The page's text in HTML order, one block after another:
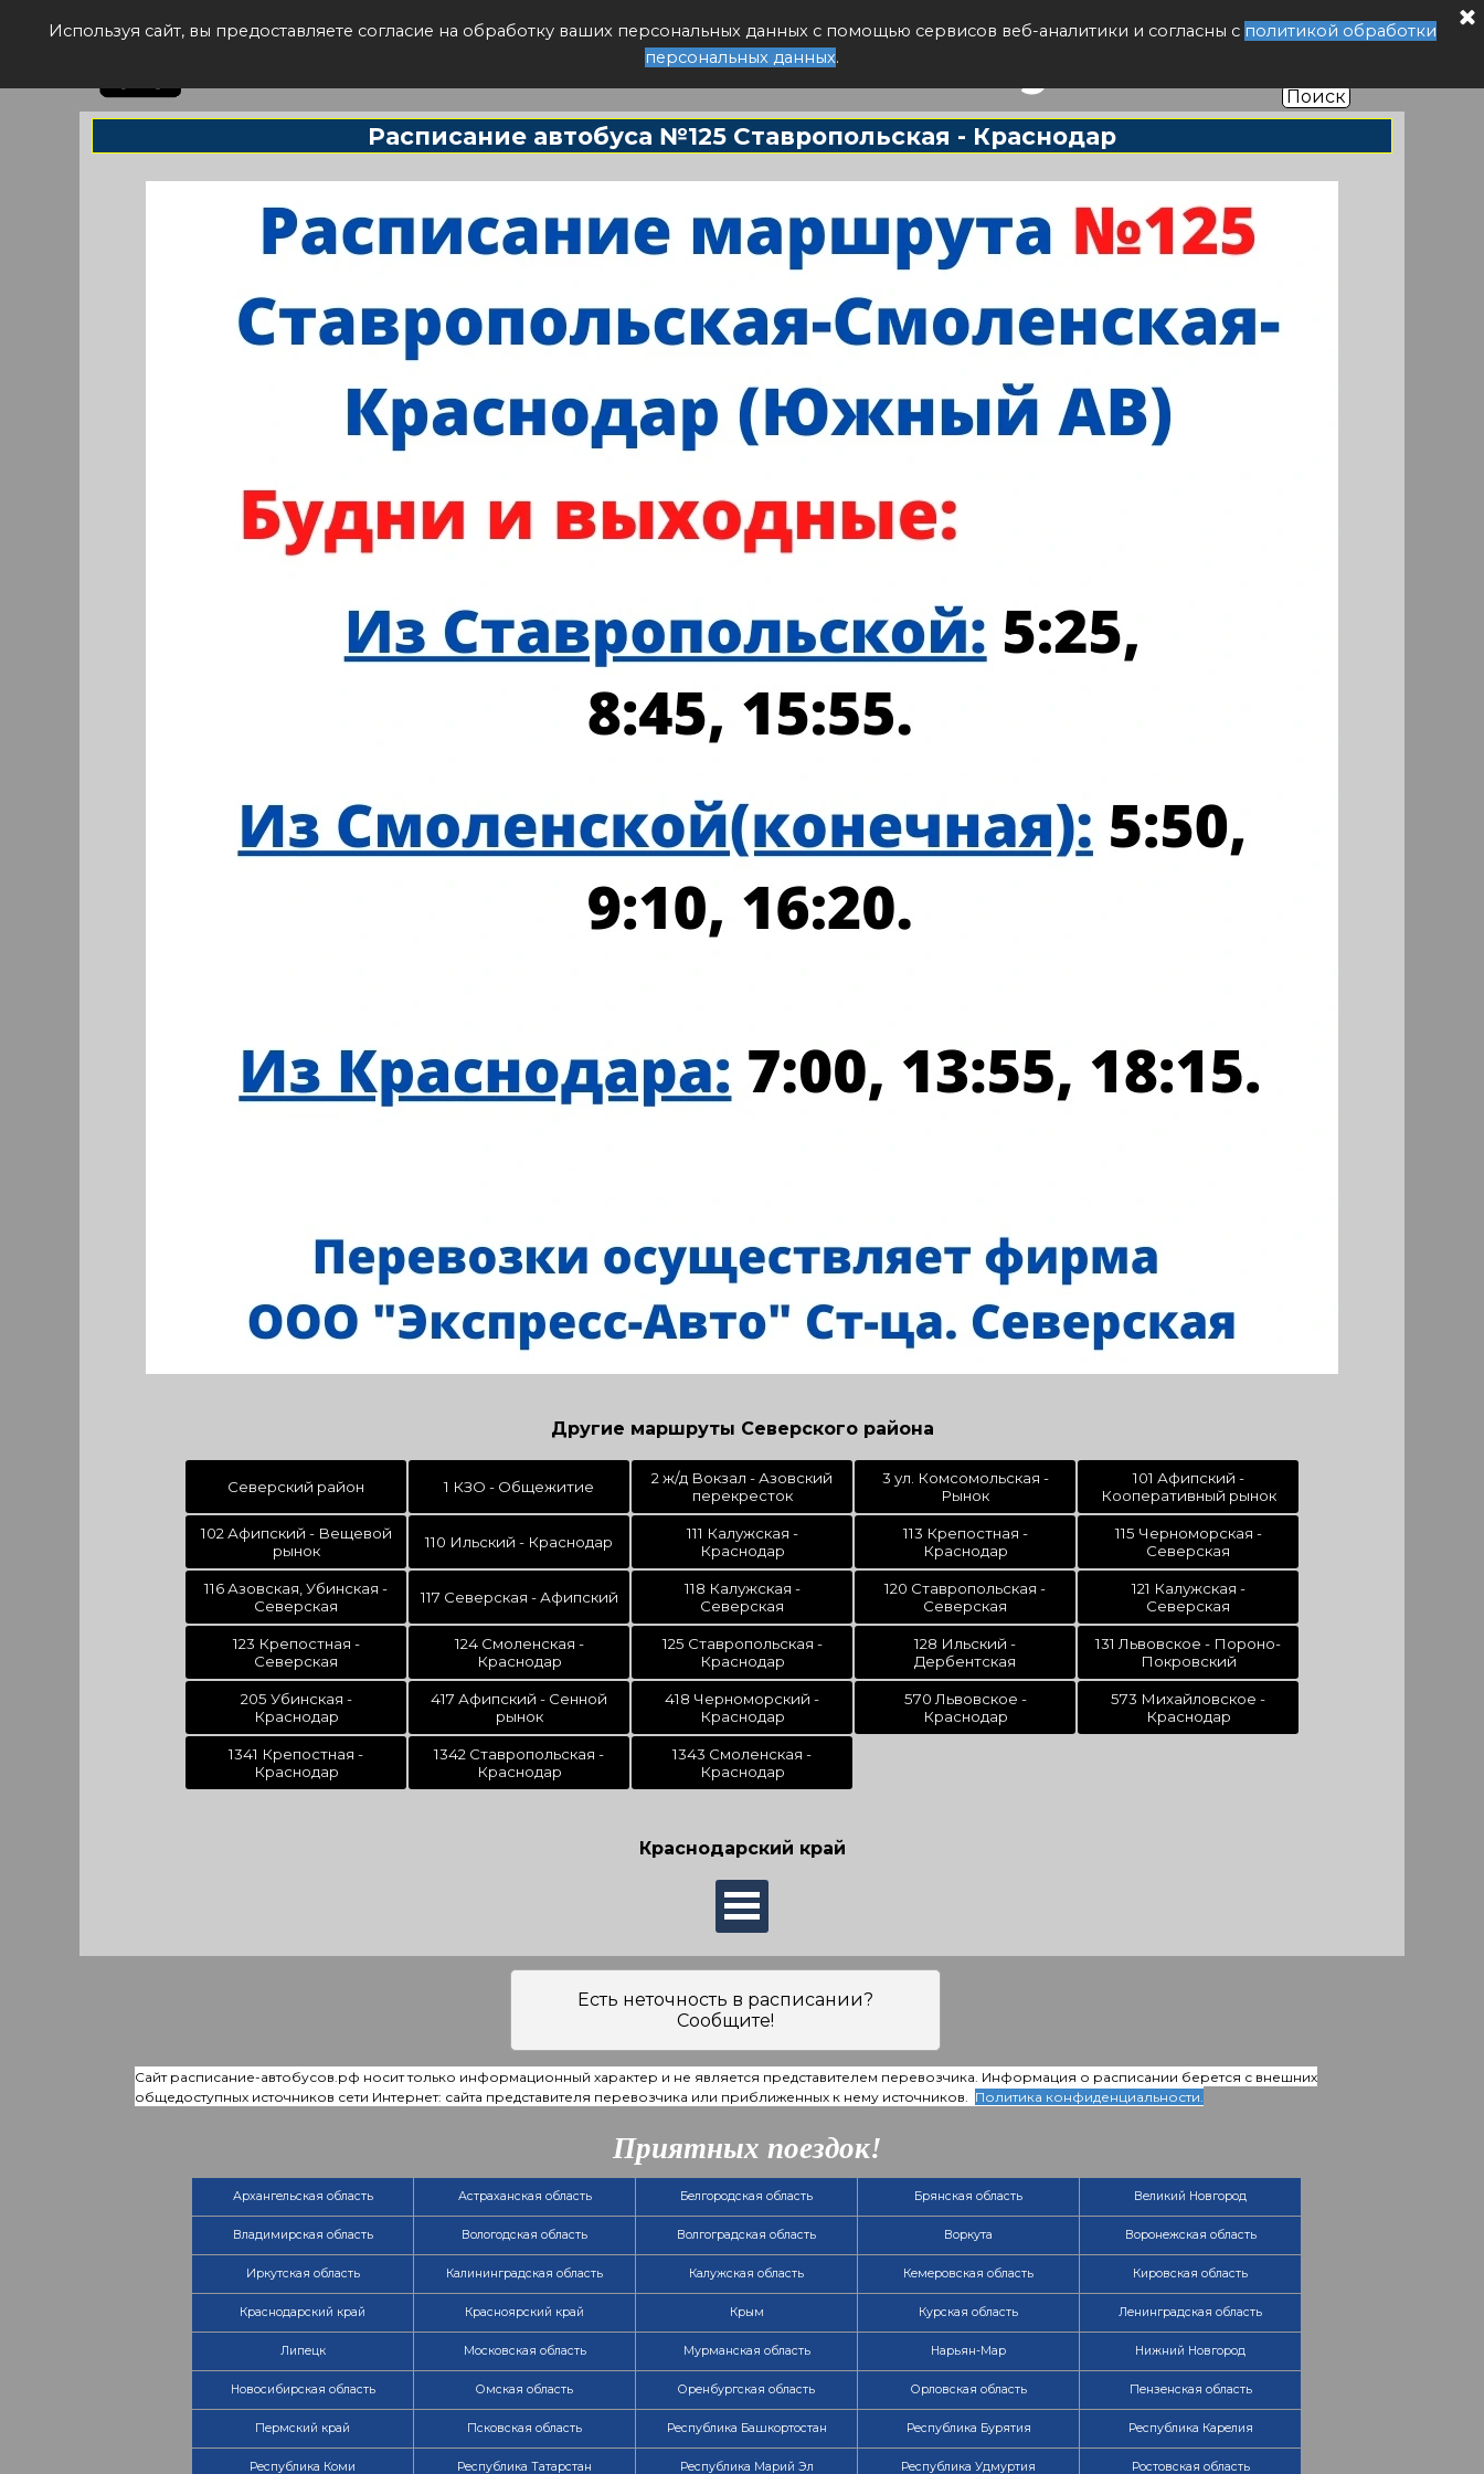
Используя сайт, вы предоставляете согласие на обработку ваших персональных данных с помощью сервисов веб-аналитики и согласны с политикой обработки
персональных данных.
Расписание автобуса РФПоиск
Расписание автобуса №125 Ставропольская - Краснодар
Другие маршруты Северского района
Северский район 1 КЗО - Общежитие
2 ж/д Вокзал - Азовский
перекресток
3 ул. Комсомольская -
Рынок
101 Афипский -
Кооперативный рынок
102 Афипский - Вещевой
рынок
110 Ильский - Краснодар
111 Калужская -
Краснодар
113 Крепостная -
Краснодар
115 Черноморская -
Северская
116 Азовская, Убинская -
Северская
117 Северская - Афипский
118 Калужская -
Северская
120 Ставропольская -
Северская
121 Калужская -
Северская
123 Крепостная -
Северская
124 Смоленская -
Краснодар
125 Ставропольская -
Краснодар
128 Ильский -
Дербентская
131 Львовское - Пороно-
Покровский
205 Убинская -
Краснодар
417 Афипский - Сенной
рынок
418 Черноморский -
Краснодар
570 Львовское -
Краснодар
573 Михайловское -
Краснодар
1341 Крепостная -
Краснодар
1342 Ставропольская -
Краснодар
1343 Смоленская -
Краснодар
Краснодарский край
Есть неточность в расписании?
Сообщите!
Сайт расписание-автобусов.рф носит только информационный характер и не является представителем перевозчика. Информация о расписании берется с внешних
общедоступных источников сети Интернет: сайта представителя перевозчика или приближенных к нему источников. Политика конфиденциальности.
Приятных поездок!
Архангельская область Астраханская область Белгородская область Брянская область Великий Новгород
Владимирская область Вологодская область Волгоградская область Воркута Воронежская область
Иркутская область Калининградская область Калужская область Кемеровская область Кировская область
Краснодарский край Красноярский край Крым Курская область Ленинградская область
Липецк Московская область Мурманская область Нарьян-Мар Нижний Новгород
Новосибирская область Омская область Оренбургская область Орловская область Пензенская область
Пермский край Псковская область Республика Башкортостан Республика Бурятия Республика Карелия
Республика Коми Республика Татарстан Республика Марий Эл Республика Удмуртия Ростовская область